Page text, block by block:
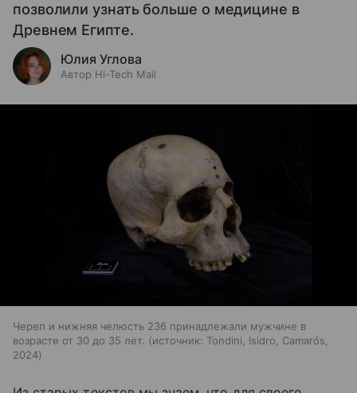
позволили узнать больше о медицине в
Древнем Египте.
Юлия Углова
Автор Hi-Tech Mail
Череп и нижняя челюсть 236 принадлежали мужчине в
возрасте от 30 до 35 лет.
источник: Tondini, Isidro, Camarós,
2024